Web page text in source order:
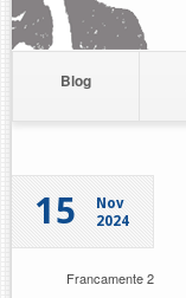
Blog
15
Nov
2024
Francamente 2